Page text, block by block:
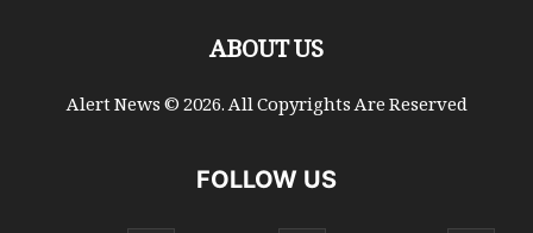
ABOUT US
Alert News © 2026. All Copyrights Are Reserved
FOLLOW US